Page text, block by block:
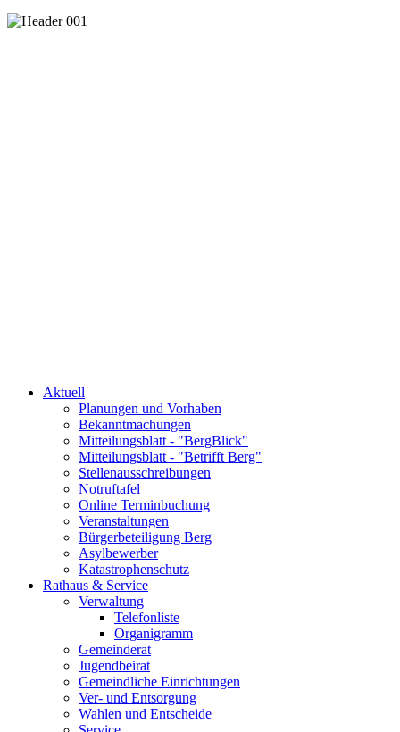
Aktuell
Planungen und Vorhaben
Bekanntmachungen
Mitteilungsblatt - "BergBlick"
Mitteilungsblatt - "Betrifft Berg"
Stellenausschreibungen
Notruftafel
Online Terminbuchung
Veranstaltungen
Bürgerbeteiligung Berg
Asylbewerber
Katastrophenschutz
Rathaus & Service
Verwaltung
Telefonliste
Organigramm
Gemeinderat
Jugendbeirat
Gemeindliche Einrichtungen
Ver- und Entsorgung
Wahlen und Entscheide